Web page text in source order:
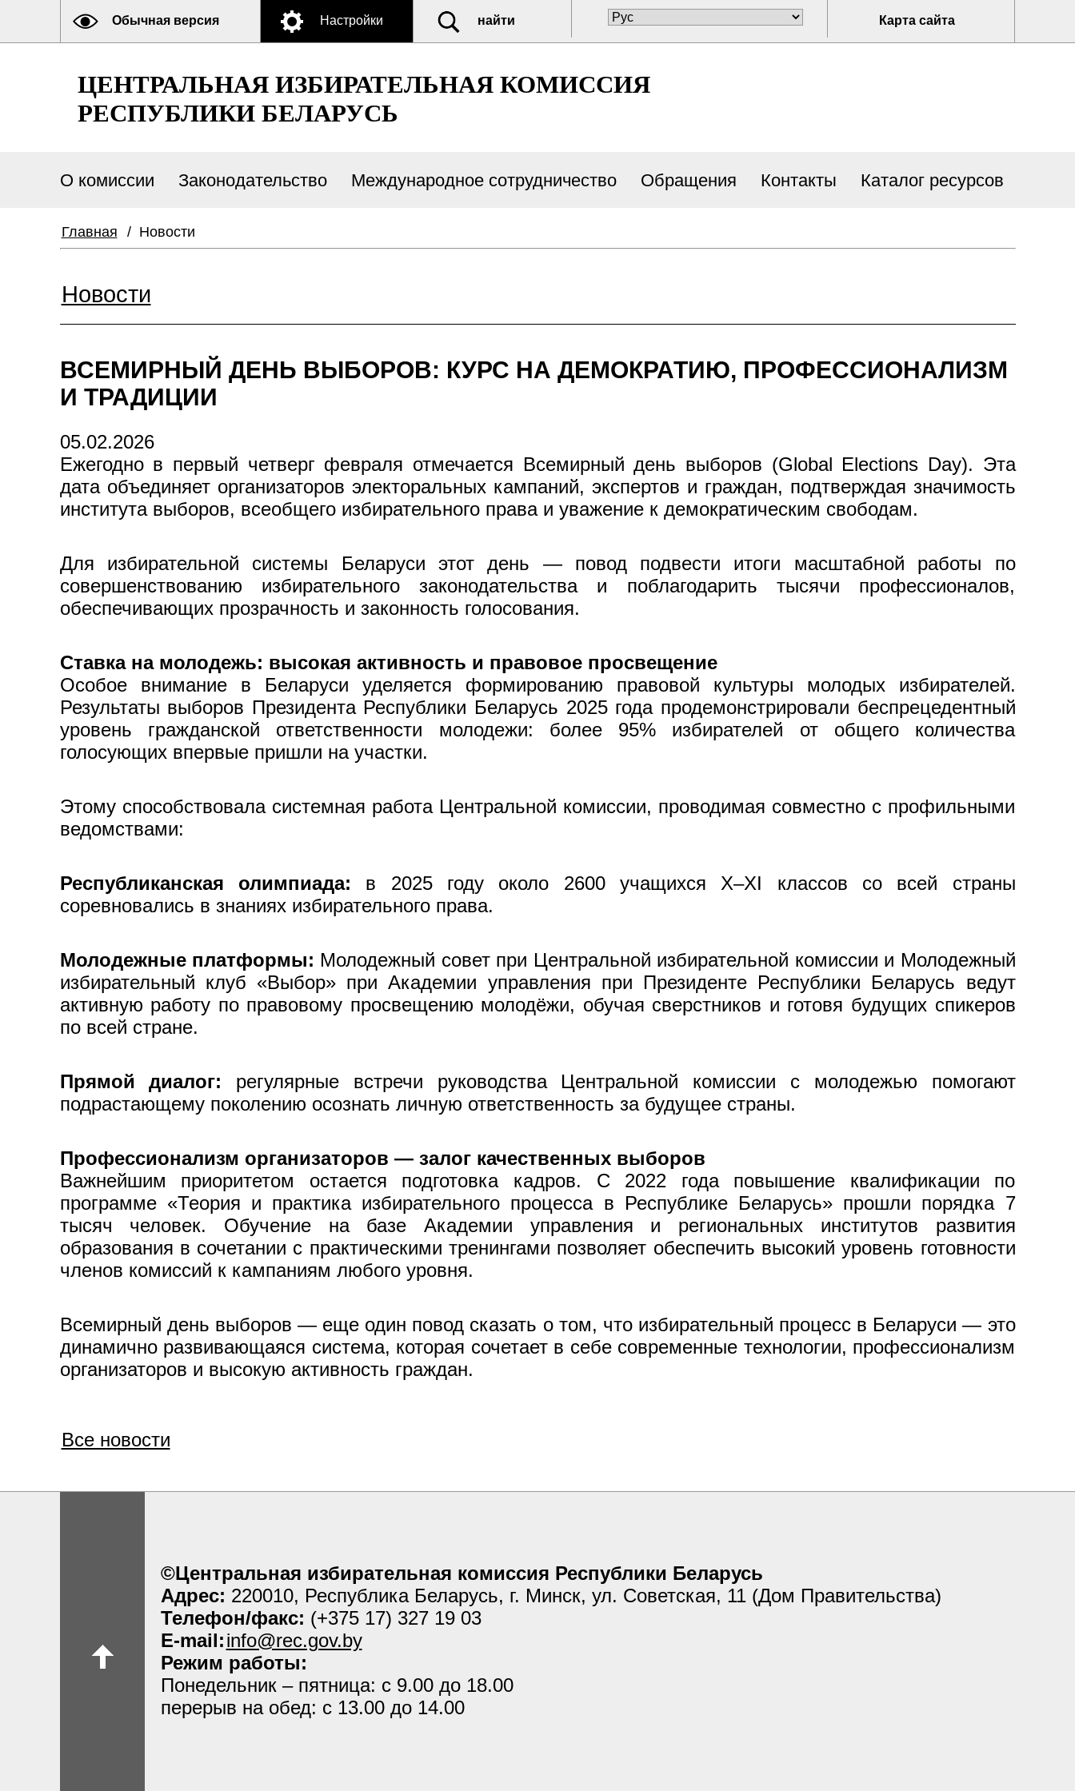
Обычная версия Настройки найти Карта сайта
ЦЕНТРАЛЬНАЯ ИЗБИРАТЕЛЬНАЯ КОМИССИЯ
РЕСПУБЛИКИ БЕЛАРУСЬ
О комиссии Законодательство Международное сотрудничество Обращения Контакты Каталог ресурсов
Главная / Новости
Новости
ВСЕМИРНЫЙ ДЕНЬ ВЫБОРОВ: КУРС НА ДЕМОКРАТИЮ, ПРОФЕССИОНАЛИЗМ
И ТРАДИЦИИ
05.02.2026
Ежегодно в первый четверг февраля отмечается Всемирный день выборов (Global Elections Day). Эта
дата объединяет организаторов электоральных кампаний, экспертов и граждан, подтверждая значимость
института выборов, всеобщего избирательного права и уважение к демократическим свободам.
Для избирательной системы Беларуси этот день — повод подвести итоги масштабной работы по
совершенствованию избирательного законодательства и поблагодарить тысячи профессионалов,
обеспечивающих прозрачность и законность голосования.
Ставка на молодежь: высокая активность и правовое просвещение
Особое внимание в Беларуси уделяется формированию правовой культуры молодых избирателей.
Результаты выборов Президента Республики Беларусь 2025 года продемонстрировали беспрецедентный
уровень гражданской ответственности молодежи: более 95% избирателей от общего количества
голосующих впервые пришли на участки.
Этому способствовала системная работа Центральной комиссии, проводимая совместно с профильными
ведомствами:
Республиканская олимпиада: в 2025 году около 2600 учащихся X–XI классов со всей страны
соревновались в знаниях избирательного права.
Молодежные платформы: Молодежный совет при Центральной избирательной комиссии и Молодежный
избирательный клуб «Выбор» при Академии управления при Президенте Республики Беларусь ведут
активную работу по правовому просвещению молодёжи, обучая сверстников и готовя будущих спикеров
по всей стране.
Прямой диалог: регулярные встречи руководства Центральной комиссии с молодежью помогают
подрастающему поколению осознать личную ответственность за будущее страны.
Профессионализм организаторов — залог качественных выборов
Важнейшим приоритетом остается подготовка кадров. С 2022 года повышение квалификации по
программе «Теория и практика избирательного процесса в Республике Беларусь» прошли порядка 7
тысяч человек. Обучение на базе Академии управления и региональных институтов развития
образования в сочетании с практическими тренингами позволяет обеспечить высокий уровень готовности
членов комиссий к кампаниям любого уровня.
Всемирный день выборов — еще один повод сказать о том, что избирательный процесс в Беларуси — это
динамично развивающаяся система, которая сочетает в себе современные технологии, профессионализм
организаторов и высокую активность граждан.
Все новости
©Центральная избирательная комиссия Республики Беларусь
Адрес: 220010, Республика Беларусь, г. Минск, ул. Советская, 11 (Дом Правительства)
Телефон/факс: (+375 17) 327 19 03
E-mail:info@rec.gov.by
Режим работы:
Понедельник – пятница: с 9.00 до 18.00
перерыв на обед: с 13.00 до 14.00